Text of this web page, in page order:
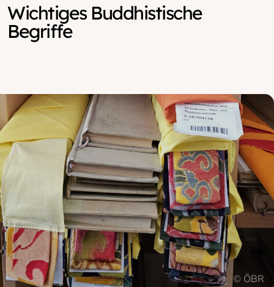
Wichtiges Buddhistische
Begriffe
© ÖBR
© ÖBR